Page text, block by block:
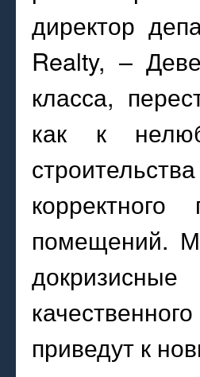
директор
Realty, –
класса,
как к
помещений.
приведут к